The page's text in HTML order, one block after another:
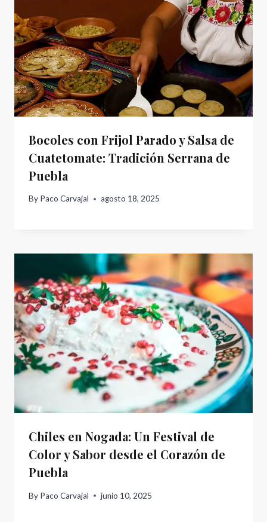
Bocoles con Frijol Parado y Salsa de
Cuatetomate: Tradición Serrana de
Puebla
By Paco Carvajal agosto 18, 2025
Chiles en Nogada: Un Festival de
Color y Sabor desde el Corazón de
Puebla
By Paco Carvajal junio 10, 2025